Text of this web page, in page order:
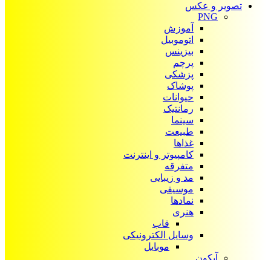
تصویر و عکس
PNG
آموزش
اتوموبیل
بیزینس
پرچم
پزشکی
پوشاک
حیوانات
رمانتیک
سینما
طبیعت
غذاها
کامپیوتر و اینترنت
متفرقه
مد و زیبایی
موسیقی
نمادها
هنری
قاب
وسایل الکترونیکی
موبایل